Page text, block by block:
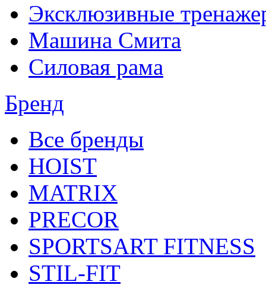
Эксклюзивные
Машина Смита
Силовая рама
Бренд
Все бренды
HOIST
MATRIX
PRECOR
SPORTSART FITNESS
STIL-FIT